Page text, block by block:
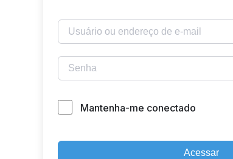
Mantenha-me conectado
Acessar